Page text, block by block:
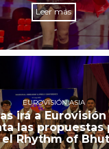
Leer más
EUROVISIÓN ASIA
irá a
las propuestas
Rhythm of